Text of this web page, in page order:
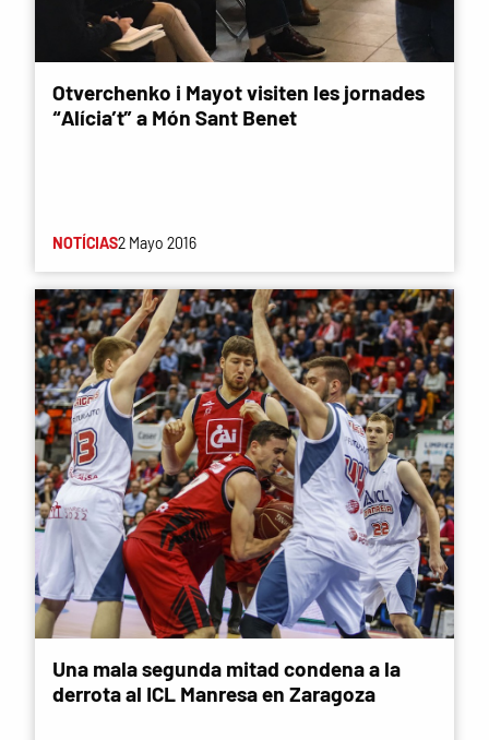
Otverchenko i Mayot visiten les jornades
“Alícia’t” a Món Sant Benet
NOTÍCIAS2 Mayo 2016
Una mala segunda mitad condena a la
derrota al ICL Manresa en Zaragoza